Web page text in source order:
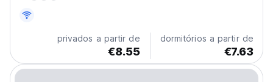
privados a partir de
€8.55
dormitórios a partir de
€7.63